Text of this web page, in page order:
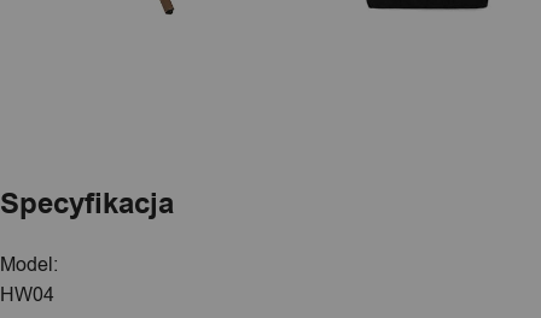
Specyfikacja
Model:
HW04